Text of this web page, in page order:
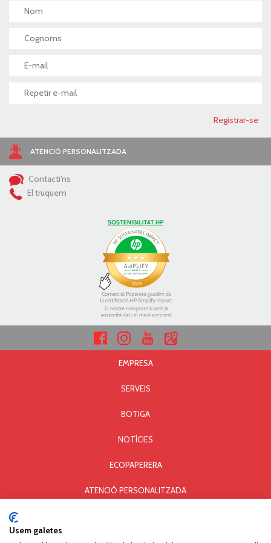
ATENCIÓ PERSONALITZADA
Contacti'ns
El truquem
EMPRESA
SERVEIS
BOTIGA
NOTÍCIES
ECOPAPERERA
ATENCIÓ PERSONALITZADA
Usem galetes